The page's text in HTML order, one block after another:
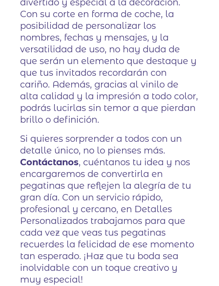
divertido y especial a la decoración.
Con su corte en forma de coche, la
posibilidad de personalizar los
nombres, fechas y mensajes, y la
versatilidad de uso, no hay duda de
que serán un elemento que destaque y
que tus invitados recordarán con
cariño. Además, gracias al vinilo de
alta calidad y la impresión a todo color,
podrás lucirlas sin temor a que pierdan
brillo o definición.
Si quieres sorprender a todos con un
detalle único, no lo pienses más.
Contáctanos, cuéntanos tu idea y nos
encargaremos de convertirla en
pegatinas que reflejen la alegría de tu
gran día. Con un servicio rápido,
profesional y cercano, en Detalles
Personalizados trabajamos para que
cada vez que veas tus pegatinas
recuerdes la felicidad de ese momento
tan esperado. ¡Haz que tu boda sea
inolvidable con un toque creativo y
muy especial!